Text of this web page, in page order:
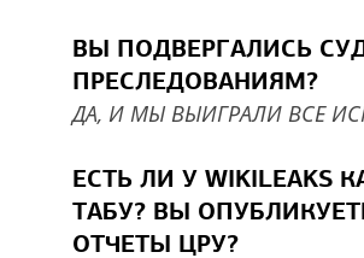
ВЫ ПОДВЕРГАЛИСЬ
ПРЕСЛЕДОВАНИЯМ?
ДА, И МЫ ВЫИГРАЛИ ВСЕ
ЕСТЬ ЛИ У WIKILEAKS
ТАБУ? ВЫ
ОТЧЕТЫ ЦРУ?